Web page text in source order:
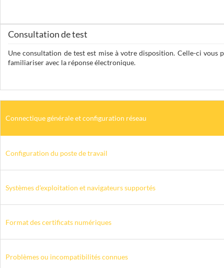
Consultation de test
Une consultation de test est mise à votre disposition. Celle-ci
familiariser avec la réponse électronique.
Connectique générale et configuration réseau
Configuration du poste de travail
Systèmes d'exploitation et navigateurs supportés
Format des certificats numériques
Problèmes ou incompatibilités connues